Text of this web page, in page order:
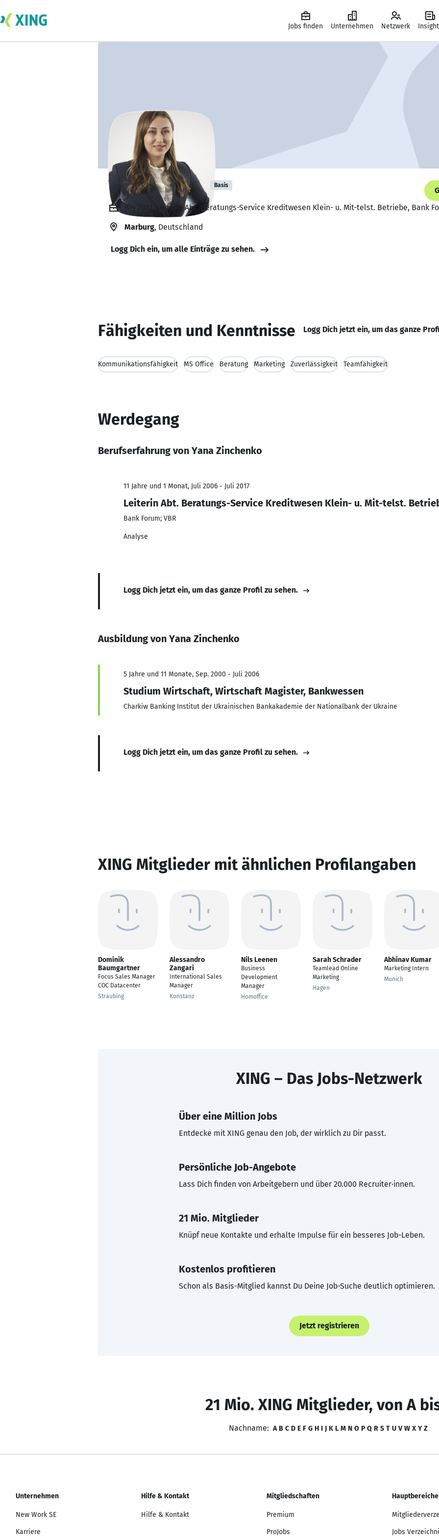
Jobs finden Unternehmen Netzwerk
Yana Zinchenko Basis
Bis 2017, Leiterin Abt. Beratungs-Service Kreditwesen Klein- u. Mit-telst. Betriebe, Bank
Marburg, Deutschland
Logg Dich ein, um alle Einträge zu sehen.
Fähigkeiten und Kenntnisse Logg Dich jetzt ein, um das ganze
Kommunikationsfähigkeit MS Office Beratung Marketing Zuverlässigkeit Teamfähigkeit
Werdegang
Berufserfahrung von Yana Zinchenko
11 Jahre und 1 Monat, Juli 2006 - Juli 2017
Leiterin Abt. Beratungs-Service Kreditwesen Klein- u. Mit-telst.
Bank Forum; VBR
Analyse
Logg Dich jetzt ein, um das ganze Profil zu sehen.
Ausbildung von Yana Zinchenko
5 Jahre und 11 Monate, Sep. 2000 - Juli 2006
Studium Wirtschaft, Wirtschaft Magister, Bankwessen
Charkiw Banking Institut der Ukrainischen Bankakademie der Nationalbank der Ukraine
Logg Dich jetzt ein, um das ganze Profil zu sehen.
XING Mitglieder mit ähnlichen Profilangaben
Dominik
Baumgartner
Focus Sales Manager
COC Datacenter
Straubing
Alessandro
Zangari
International Sales
Manager
Konstanz
Nils Leenen
Business
Development
Manager
Homoffice
Sarah Schrader
Teamlead Online
Marketing
Hagen
Abhinav Kumar
Marketing Intern
Munich
XING – Das Jobs-Netzwerk
Über eine Million Jobs
Entdecke mit XING genau den Job, der wirklich zu Dir passt.
Persönliche Job-Angebote
Lass Dich finden von Arbeitgebern und über 20.000 Recruiter·innen.
21 Mio. Mitglieder
Knüpf neue Kontakte und erhalte Impulse für ein besseres Job-Leben.
Kostenlos profitieren
Schon als Basis-Mitglied kannst Du Deine Job-Suche deutlich optimieren.
Jetzt registrieren
21 Mio. XING Mitglieder, von A
Nachname: A B C D E F G H I J K L M N O P Q R S T U V W X Y Z
Unternehmen
New Work SE
Karriere
Hilfe & Kontakt
Hilfe & Kontakt
Mitgliedschaften
Premium
ProJobs
Hauptbereiche
Jobs